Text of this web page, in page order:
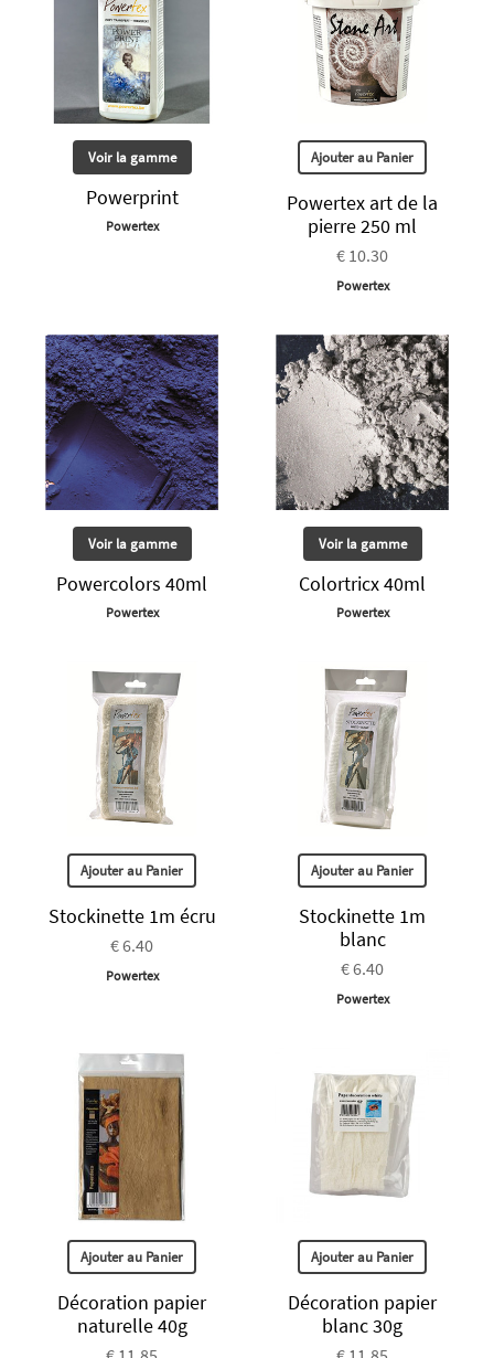
Voir la gamme
Powerprint
Powertex
Ajouter au Panier
Powertex art de la
pierre 250 ml
€ 10.30
Powertex
Voir la gamme
Powercolors 40ml
Powertex
Voir la gamme
Colortricx 40ml
Powertex
Ajouter au Panier
Stockinette 1m écru
€ 6.40
Powertex
Ajouter au Panier
Stockinette 1m
blanc
€ 6.40
Powertex
Ajouter au Panier
Décoration papier
naturelle 40g
Ajouter au Panier
Décoration papier
blanc 30g